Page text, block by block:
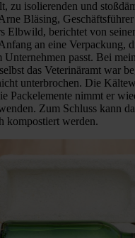
zu isolierenden und
Bläsing, Geschäftsführer
Elbwild, berichtet von
an eine Verpackung,
Unternehmen passt. Bei
das Veterinäramt war
unterbrochen. Die
Packelemente nimmt er
Zum Schluss kann
kompostiert werden.